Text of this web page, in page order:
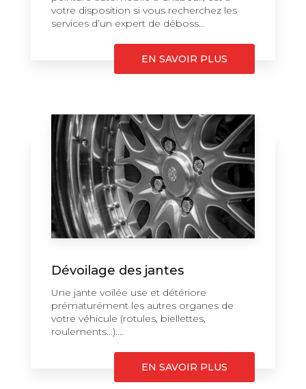
votre disposition si vous recherchez les
services d’un expert de déboss...
EN SAVOIR PLUS
Dévoilage des jantes
Une jante voilée use et détériore
prématurément les autres organes de
votre véhicule (rotules, biellettes,
roulements…)....
EN SAVOIR PLUS